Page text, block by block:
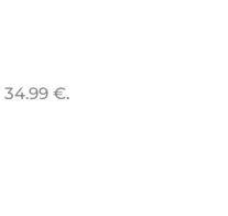
34.99 €.